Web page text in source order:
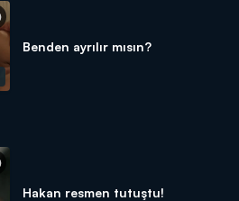
Benden ayrılır mısın?
Hakan resmen tutuştu!